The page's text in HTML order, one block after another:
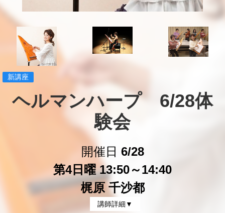
新講座
ヘルマンハープ　6/28体
験会
開催日 6/28
第4日曜 13:50～14:40
梶原 千沙都
講師詳細▼